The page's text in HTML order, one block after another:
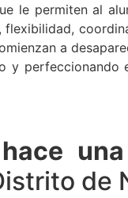
le permiten al
a
y perfeccionando
una
de